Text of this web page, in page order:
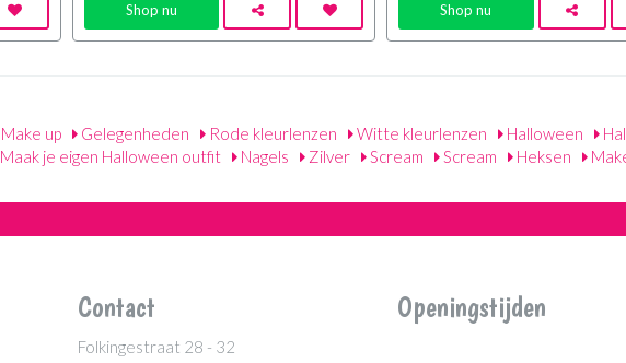
Shop nu Shop nu
Make up Gelegenheden Rode kleurlenzen Witte kleurlenzen Halloween
Maak je eigen Halloween outfit Nagels Zilver Scream Scream Heksen
Contact
Folkingestraat 28 - 32
Openingstijden